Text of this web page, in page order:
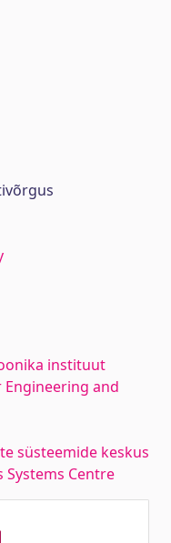
instituut
and
süsteemide keskus
Centre